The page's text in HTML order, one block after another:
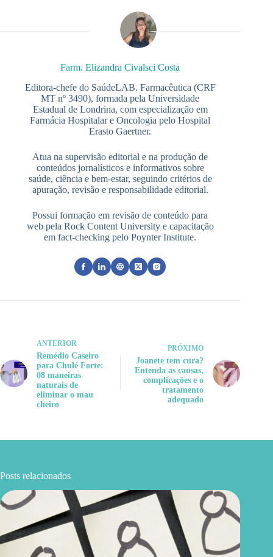
Farm. Elizandra Civalsci Costa
Editora-chefe do SaúdeLAB. Farmacêutica (CRF
MT nº 3490), formada pela Universidade
Estadual de Londrina, com especialização em
Farmácia Hospitalar e Oncologia pelo Hospital
Erasto Gaertner.
Atua na supervisão editorial e na produção de
conteúdos jornalísticos e informativos sobre
saúde, ciência e bem-estar, seguindo critérios de
apuração, revisão e responsabilidade editorial.
Possui formação em revisão de conteúdo para
web pela Rock Content University e capacitação
em fact-checking pelo Poynter Institute.
ANTERIOR
Remédio Caseiro
para Chulé Forte:
08 maneiras
naturais de
eliminar o mau
cheiro
PRÓXIMO
Joanete tem cura?
Entenda as causas,
complicações e o
tratamento
adequado
Posts relacionados